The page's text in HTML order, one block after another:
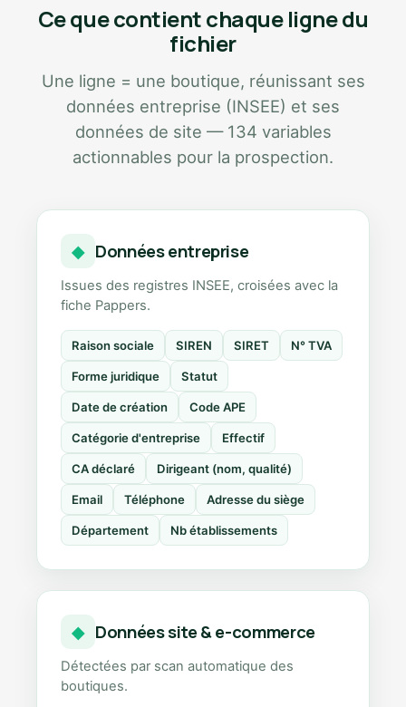
Ce que contient chaque ligne du
fichier
Une ligne = une boutique, réunissant ses
données entreprise (INSEE) et ses
données de site — 134 variables
actionnables pour la prospection.
◆ Données entreprise
Issues des registres INSEE, croisées avec la
fiche Pappers.
Raison sociale SIREN SIRET N° TVA
Forme juridique Statut
Date de création Code APE
Catégorie d'entreprise Effectif
CA déclaré Dirigeant (nom, qualité)
Email Téléphone Adresse du siège
Département Nb établissements
◆ Données site & e-commerce
Détectées par scan automatique des
boutiques.